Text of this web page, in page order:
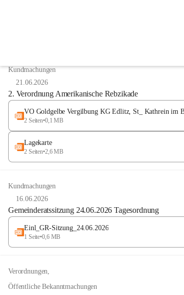
Kundmachungen
21.06.2026
2. Verordnung Amerikanische Rebzikade
VO Goldgelbe Vergilbung KG Edlitz, St_ Kathrein im
2 Seiten•0,1 MB
Lagekarte
2 Seiten•2,6 MB
Kundmachungen
16.06.2026
Gemeinderatssitzung 24.06.2026 Tagesordnung
Einl_GR-Sitzung_24.06.2026
1 Seite•0,6 MB
Verordnungen,
Öffentliche Bekanntmachungen